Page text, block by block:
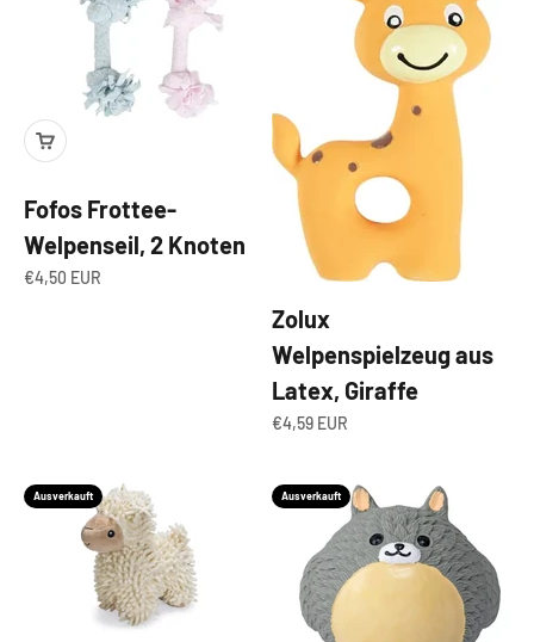
Fofos Frottee-
Welpenseil, 2 Knoten
Angebot
€4,50 EUR
Zolux
Welpenspielzeug aus
Latex, Giraffe
Angebot
€4,59 EUR
Ausverkauft Ausverkauft